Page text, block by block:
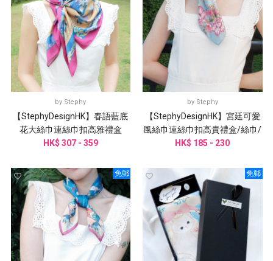
by Stephy
【StephyDesignHK】春語藍底
花大絲巾連絲巾扣高雅禮盒
HK$ 307 - 359
by Stephy
【StephyDesignHK】宮廷可愛
風絲巾連絲巾扣高貴禮盒/絲巾/
小方巾
HK$ 185 - 230
免郵 免郵